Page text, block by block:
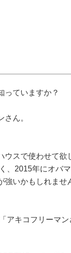
っていますか？
ん。
ウスで使わせて欲
、2015年にオバ
いかもしれませ
アキコフリーマン